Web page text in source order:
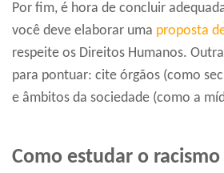
Por fim, é hora de concluir
você deve elaborar uma proposta
respeite os Direitos Humanos.
para pontuar: cite órgãos (como
e âmbitos da sociedade (como a
Como estudar o racismo